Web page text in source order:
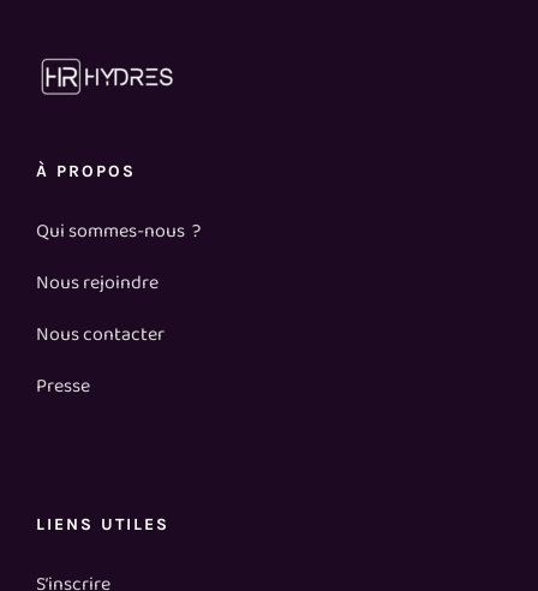
À PROPOS
Qui sommes-nous ?
Nous rejoindre
Nous contacter
Presse
LIENS UTILES
S’inscrire